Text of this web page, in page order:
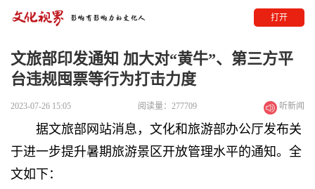
打开
文旅部印发通知 加大对“黄牛”、第三方平
台违规囤票等行为打击力度
2023-07-26 15:05 阅读量：277709 听新闻
据文旅部网站消息，文化和旅游部办公厅发布关
于进一步提升暑期旅游景区开放管理水平的通知。全
文如下：